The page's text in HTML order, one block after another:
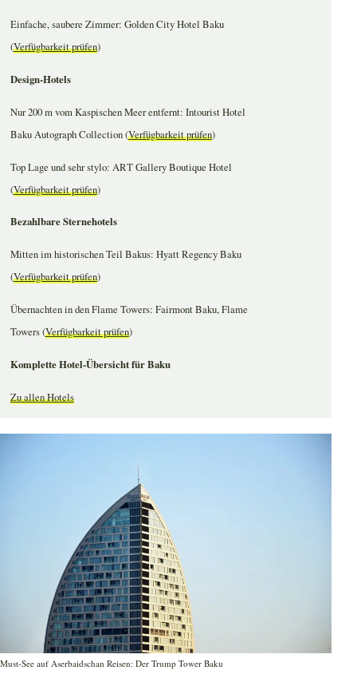
Einfache, saubere Zimmer: Golden City Hotel Baku
(Verfügbarkeit prüfen)
Design-Hotels
Nur 200 m vom Kaspischen Meer entfernt: Intourist Hotel
Baku Autograph Collection (Verfügbarkeit prüfen)
Top Lage und sehr stylo: ART Gallery Boutique Hotel
(Verfügbarkeit prüfen)
Bezahlbare Sternehotels
Mitten im historischen Teil Bakus: Hyatt Regency Baku
(Verfügbarkeit prüfen)
Übernachten in den Flame Towers: Fairmont Baku, Flame
Towers (Verfügbarkeit prüfen)
Komplette Hotel-Übersicht für Baku
Zu allen Hotels
Must-See auf Aserbaidschan Reisen: Der Trump Tower Baku